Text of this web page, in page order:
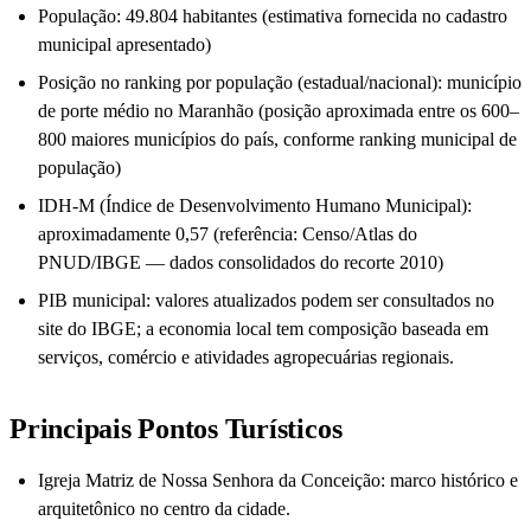
População: 49.804 habitantes (estimativa fornecida no cadastro
municipal apresentado)
Posição no ranking por população (estadual/nacional): município
de porte médio no Maranhão (posição aproximada entre os 600–
800 maiores municípios do país, conforme ranking municipal de
população)
IDH-M (Índice de Desenvolvimento Humano Municipal):
aproximadamente 0,57 (referência: Censo/Atlas do
PNUD/IBGE — dados consolidados do recorte 2010)
PIB municipal: valores atualizados podem ser consultados no
site do IBGE; a economia local tem composição baseada em
serviços, comércio e atividades agropecuárias regionais.
Principais Pontos Turísticos
Igreja Matriz de Nossa Senhora da Conceição: marco histórico e
arquitetônico no centro da cidade.